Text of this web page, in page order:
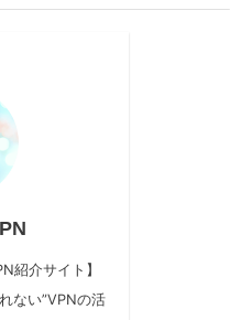
紹介サイト】
ない”VPNの活